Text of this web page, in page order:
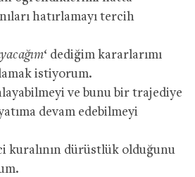
hatırlamayı tercih
‘ dediğim kararlarımı
istiyorum.
ve bunu bir trajediye
devam edebilmeyi
kuralının dürüstlük olduğunu